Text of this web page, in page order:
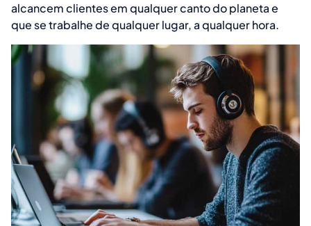
alcancem clientes em qualquer canto do planeta e
que se trabalhe de qualquer lugar, a qualquer hora.